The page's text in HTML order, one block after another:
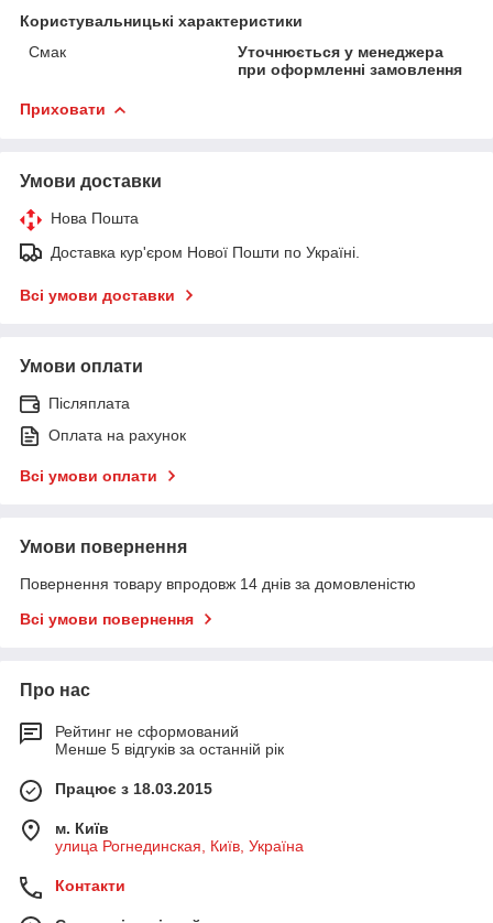
Користувальницькі характеристики
Смак
Уточнюється у менеджера
при оформленні замовлення
Приховати
Умови доставки
Нова Пошта
Доставка кур'єром Нової Пошти по Україні.
Всі умови доставки
Умови оплати
Післяплата
Оплата на рахунок
Всі умови оплати
Умови повернення
Повернення товару впродовж 14 днів за домовленістю
Всі умови повернення
Про нас
Рейтинг не сформований
Менше 5 відгуків за останній рік
Працює з 18.03.2015
м. Київ
улица Рогнединская, Київ, Україна
Контакти